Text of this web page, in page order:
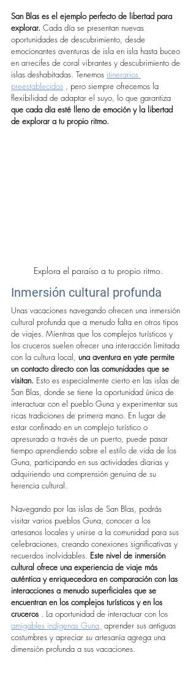
San Blas es el ejemplo perfecto de libertad para
explorar. Cada día se presentan nuevas
oportunidades de descubrimiento, desde
emocionantes aventuras de isla en isla hasta buceo
en arrecifes de coral vibrantes y descubrimiento de
islas deshabitadas. Tenemos itinerarios
preestablecidos , pero siempre ofrecemos la
flexibilidad de adaptar el suyo, lo que garantiza
que cada día esté lleno de emoción y la libertad
de explorar a tu propio ritmo.
Explora el paraíso a tu propio ritmo.
Inmersión cultural profunda
Unas vacaciones navegando ofrecen una inmersión
cultural profunda que a menudo falta en otros tipos
de viajes. Mientras que los complejos turísticos y
los cruceros suelen ofrecer una interacción limitada
con la cultura local, una aventura en yate permite
un contacto directo con las comunidades que se
visitan. Esto es especialmente cierto en las islas de
San Blas, donde se tiene la oportunidad única de
interactuar con el pueblo Guna y experimentar sus
ricas tradiciones de primera mano. En lugar de
estar confinado en un complejo turístico o
apresurado a través de un puerto, puede pasar
tiempo aprendiendo sobre el estilo de vida de los
Guna, participando en sus actividades diarias y
adquiriendo una comprensión genuina de su
herencia cultural.
Navegando por las islas de San Blas, podrás
visitar varios pueblos Guna, conocer a los
artesanos locales y unirse a la comunidad para sus
celebraciones, creando conexiones significativas y
recuerdos inolvidables. Este nivel de inmersión
cultural ofrece una experiencia de viaje más
auténtica y enriquecedora en comparación con las
interacciones a menudo superficiales que se
encuentran en los complejos turísticos y en los
cruceros . La oportunidad de interactuar con los
amigables indígenas Guna, aprender sus antiguas
costumbres y apreciar su artesanía agrega una
dimensión profunda a sus vacaciones.